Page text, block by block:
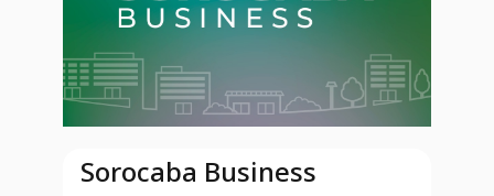
Sorocaba Business